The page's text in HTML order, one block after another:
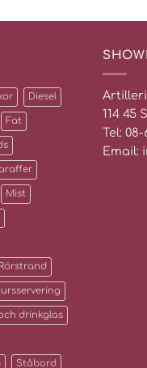
Diesel
Fat
Mist
Rörstrand
drinkglas
Ståbord
114 45
Tel: 08-
Email: